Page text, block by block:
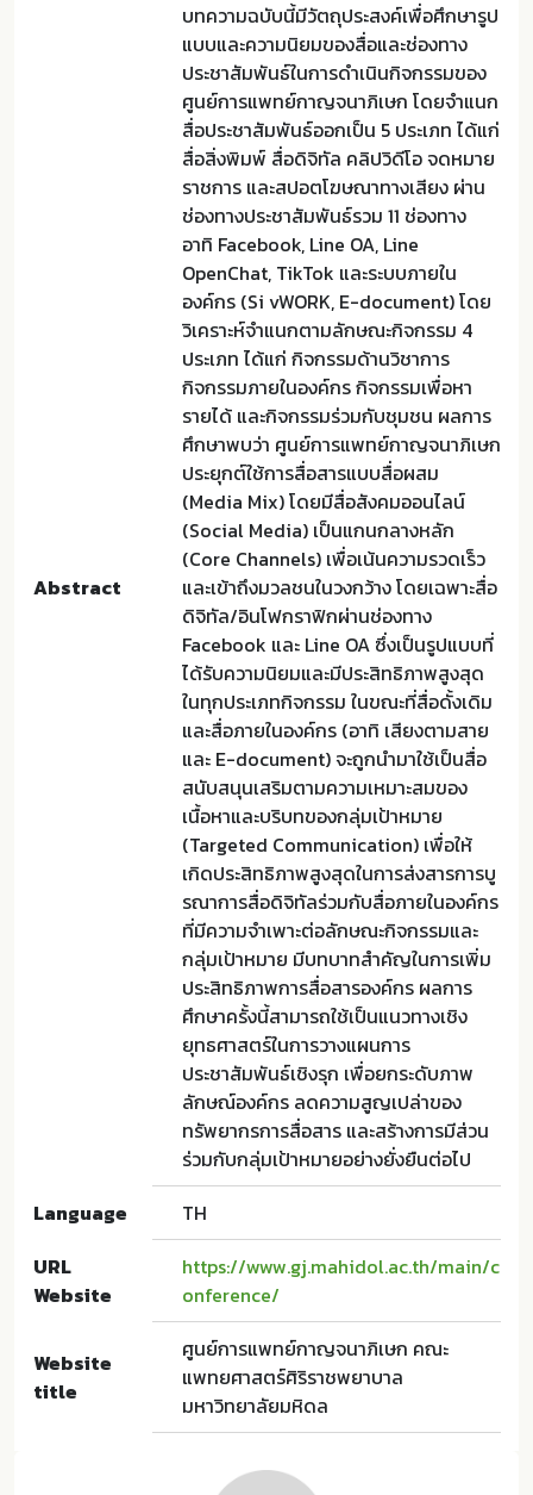
Abstract
บทความฉบับนี้มีวัตถุประสงค์เพื่อศึกษารูป
แบบและความนิยมของสื่อและช่องทาง
ประชาสัมพันธ์ในการดำเนินกิจกรรมของ
ศูนย์การแพทย์กาญจนาภิเษก โดยจำแนก
สื่อประชาสัมพันธ์ออกเป็น 5 ประเภท ได้แก่
สื่อสิ่งพิมพ์ สื่อดิจิทัล คลิปวิดีโอ จดหมาย
ราชการ และสปอตโฆษณาทางเสียง ผ่าน
ช่องทางประชาสัมพันธ์รวม 11 ช่องทาง
อาทิ Facebook, Line OA, Line
OpenChat, TikTok และระบบภายใน
องค์กร (Si vWORK, E-document) โดย
วิเคราะห์จำแนกตามลักษณะกิจกรรม 4
ประเภท ได้แก่ กิจกรรมด้านวิชาการ
กิจกรรมภายในองค์กร กิจกรรมเพื่อหา
รายได้ และกิจกรรมร่วมกับชุมชน ผลการ
ศึกษาพบว่า ศูนย์การแพทย์กาญจนาภิเษก
ประยุกต์ใช้การสื่อสารแบบสื่อผสม
(Media Mix) โดยมีสื่อสังคมออนไลน์
(Social Media) เป็นแกนกลางหลัก
(Core Channels) เพื่อเน้นความรวดเร็ว
และเข้าถึงมวลชนในวงกว้าง โดยเฉพาะสื่อ
ดิจิทัล/อินโฟกราฟิกผ่านช่องทาง
Facebook และ Line OA ซึ่งเป็นรูปแบบที่
ได้รับความนิยมและมีประสิทธิภาพสูงสุด
ในทุกประเภทกิจกรรม ในขณะที่สื่อดั้งเดิม
และสื่อภายในองค์กร (อาทิ เสียงตามสาย
และ E-document) จะถูกนำมาใช้เป็นสื่อ
สนับสนุนเสริมตามความเหมาะสมของ
เนื้อหาและบริบทของกลุ่มเป้าหมาย
(Targeted Communication) เพื่อให้
เกิดประสิทธิภาพสูงสุดในการส่งสารการบู
รณาการสื่อดิจิทัลร่วมกับสื่อภายในองค์กร
ที่มีความจำเพาะต่อลักษณะกิจกรรมและ
กลุ่มเป้าหมาย มีบทบาทสำคัญในการเพิ่ม
ประสิทธิภาพการสื่อสารองค์กร ผลการ
ศึกษาครั้งนี้สามารถใช้เป็นแนวทางเชิง
ยุทธศาสตร์ในการวางแผนการ
ประชาสัมพันธ์เชิงรุก เพื่อยกระดับภาพ
ลักษณ์องค์กร ลดความสูญเปล่าของ
ทรัพยากรการสื่อสาร และสร้างการมีส่วน
ร่วมกับกลุ่มเป้าหมายอย่างยั่งยืนต่อไป
Language
TH
URL
Website
https://www.gj.mahidol.ac.th/main/c
onference/
Website
title
ศูนย์การแพทย์กาญจนาภิเษก คณะ
แพทยศาสตร์ศิริราชพยาบาล
มหาวิทยาลัยมหิดล